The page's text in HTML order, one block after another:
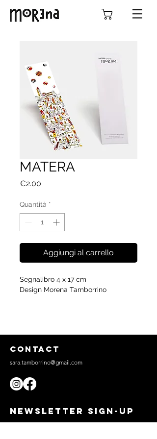
MATERA
€2.00
Quantità *
Aggiungi al carrello
Segnalibro 4 x 17 cm
Design Morena Tamborrino
CONTACT
sara.tamborrino@gmail.com
NEWSLETTER SIGN-UP